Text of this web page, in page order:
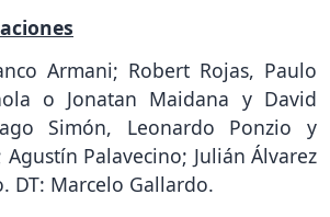
Armani; Robert Rojas, Paulo
o Jonatan Maidana y David
Simón, Leonardo Ponzio y
Agustín Palavecino; Julián Álvarez
DT: Marcelo Gallardo.